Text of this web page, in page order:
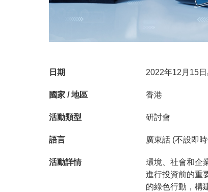
日期 2022年12月15
國家 / 地區 香港
活動類型 研討會
語言 廣東話 (不設即
活動詳情
環境、社會和企
進行投資前的重
的綠色行動，構